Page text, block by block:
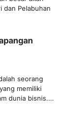
dan Pelabuhan
seorang
memiliki
dunia bisnis.…